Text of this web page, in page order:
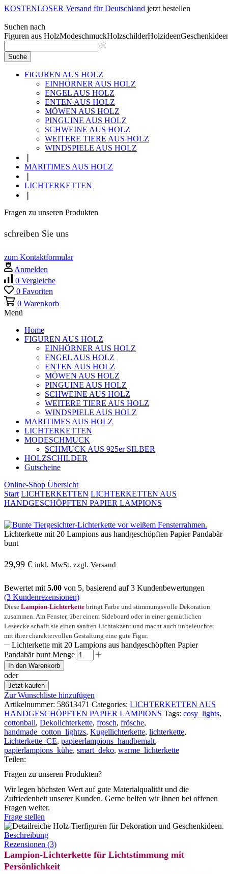
KOSTENLOSER Versand für Deutschland jetzt bestellen
Suchen nach
Figuren aus HolzModeschmuckHolzschilderHolzideen
Suche
FIGUREN AUS HOLZ
EINHÖRNER AUS HOLZ
ENGEL AUS HOLZ
ENTEN AUS HOLZ
MÖWEN AUS HOLZ
PINGUINE AUS HOLZ
SCHWEINE AUS HOLZ
WEITERE TIERE AUS HOLZ
WINDSPIELE AUS HOLZ
MARITIMES AUS HOLZ
LICHTERKETTEN
Fragen zu unseren Produkten
schreiben Sie uns
zum Kontaktformular
Anmelden
0 Vergleiche
0 Favoriten
0 Warenkorb
Menü
Home
FIGUREN AUS HOLZ
EINHÖRNER AUS HOLZ
ENGEL AUS HOLZ
ENTEN AUS HOLZ
MÖWEN AUS HOLZ
PINGUINE AUS HOLZ
SCHWEINE AUS HOLZ
WEITERE TIERE AUS HOLZ
WINDSPIELE AUS HOLZ
MARITIMES AUS HOLZ
LICHTERKETTEN
MODESCHMUCK
SCHMUCK AUS 925er SILBER
HOLZSCHILDER
Gutscheine
Online-Shop Übersicht
Start LICHTERKETTEN LICHTERKETTEN AUS
HANDGESCHÖPFTEN PAPIER LAMPIONS
Lichterkette mit 20 Lampions aus handgeschöpften Papier Pandabär
bunt
29,99 € inkl. MwSt. zzgl. Versand
Bewertet mit 5.00 von 5, basierend auf3 Kundenbewertungen
(3 Kundenrezensionen)
Diese Lampion-Lichterkette bringt Farbe und stimmungsvolle Dekoration
zusammen. Am Fenster, über einem Sideboard oder in einer gemütlichen
Leseecke schafft sie einen sanften Lichtakzent und macht auch unbeleuchtet
mit ihrer charaktervollen Gestaltung eine gute Figur.
Lichterkette mit 20 Lampions aus handgeschöpften Papier
Pandabär bunt Menge
In den Warenkorb
oder
Jetzt kaufen
Zur Wunschliste hinzufügen
Artikelnummer: 58613471 Categories: LICHTERKETTEN AUS
HANDGESCHÖPFTEN PAPIER LAMPIONS Tags: cosy_lights,
cottonball, Dekolichterkette, frosch, frösche,
handmade_cotton_lightzs, Kugellichterkette, lichterkette,
Lichterkette_CE, papieerlampions_handbemalt,
papierlampions_kühe, smart_deko, warme_lichterkette
Teilen:
Fragen zu unseren Produkten?
Wir legen höchsten Wert auf gute Materialqualität und die
Zufriedenheit unserer Kunden. Gerne helfen wir Ihnen bei offenen
Fragen weiter.
Frage stellen
Beschreibung
Rezensionen (3)
Lampion-Lichterkette für Lichtstimmung mit
Persönlichkeit